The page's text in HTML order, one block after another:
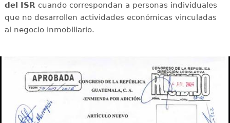
del ISR cuando correspondan a personas individuales
que no desarrollen actividades económicas vinculadas
al negocio inmobiliario.